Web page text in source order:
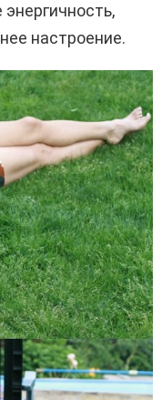
настроение.